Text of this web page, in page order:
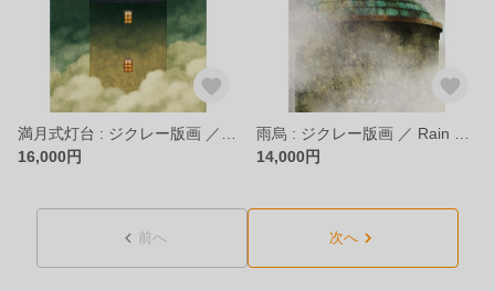
16,000円
14,000円
前へ 次へ